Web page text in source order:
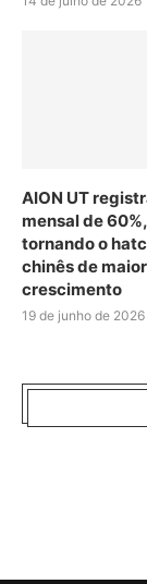
AION UT
mensal de
tornando o
chinês de maior
crescimento
19 de junho de 2026